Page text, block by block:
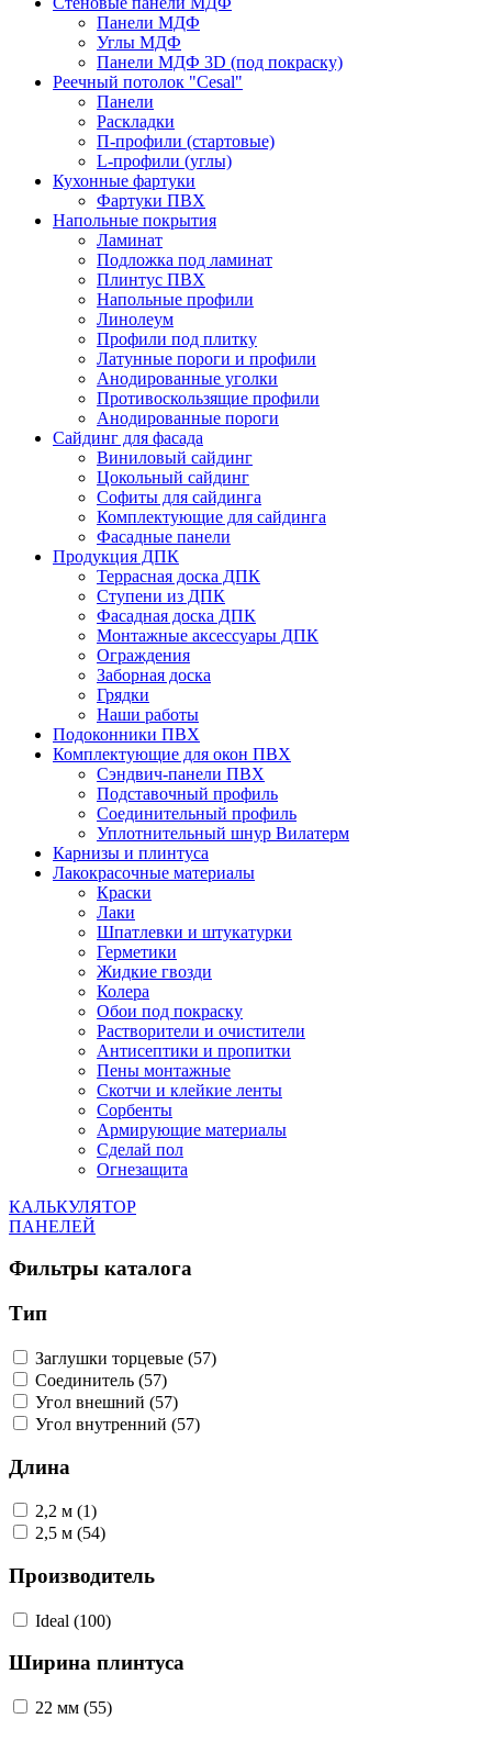
Панели МДФ
Углы МДФ
Панели МДФ 3D (под покраску)
Реечный потолок "Cesal"
Панели
Раскладки
П-профили (стартовые)
L-профили (углы)
Кухонные фартуки
Фартуки ПВХ
Напольные покрытия
Ламинат
Подложка под ламинат
Плинтус ПВХ
Напольные профили
Линолеум
Профили под плитку
Латунные пороги и профили
Анодированные уголки
Противоскользящие профили
Анодированные пороги
Сайдинг для фасада
Виниловый сайдинг
Цокольный сайдинг
Софиты для сайдинга
Комплектующие для сайдинга
Фасадные панели
Продукция ДПК
Террасная доска ДПК
Ступени из ДПК
Фасадная доска ДПК
Монтажные аксессуары ДПК
Ограждения
Заборная доска
Грядки
Наши работы
Подоконники ПВХ
Комплектующие для окон ПВХ
Сэндвич-панели ПВХ
Подставочный профиль
Соединительный профиль
Уплотнительный шнур Вилатерм
Карнизы и плинтуса
Лакокрасочные материалы
Краски
Лаки
Шпатлевки и штукатурки
Герметики
Жидкие гвозди
Колера
Обои под покраску
Растворители и очистители
Антисептики и пропитки
Пены монтажные
Скотчи и клейкие ленты
Сорбенты
Армирующие материалы
Сделай пол
Огнезащита
КАЛЬКУЛЯТОР
ПАНЕЛЕЙ
Фильтры каталога
Тип
Заглушки торцевые (57)
Соединитель (57)
Угол внешний (57)
Угол внутренний (57)
Длина
2,2 м (1)
2,5 м (54)
Производитель
Ideal (100)
Ширина плинтуса
22 мм (55)